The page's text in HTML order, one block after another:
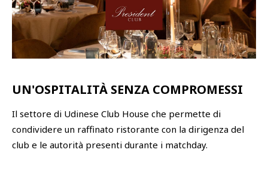
Calendari e Risultati
Academy
Cattedra Universidad Europea
MEETING CENTER
SPONSOR
SQUADRE
SHOP
UN'OSPITALITÀ SENZA COMPROMESSI
Il settore di Udinese Club House che permette di
condividere un raffinato ristorante con la dirigenza del
club e le autorità presenti durante i matchday.